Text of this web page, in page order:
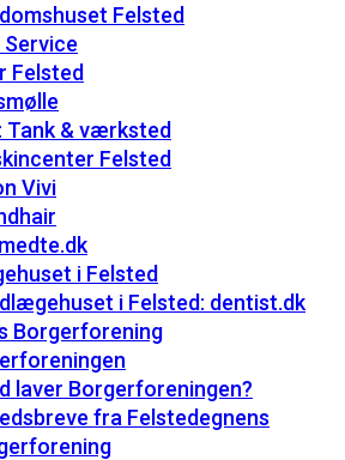
Felsted
Service
Felsted
Tank & værksted
Felsted
Vivi
i Felsted
i Felsted: dentist.dk
Borgerforening
laver Borgerforeningen?
fra Felstedegnens